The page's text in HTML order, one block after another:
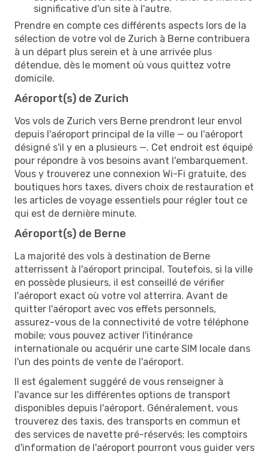
significative d'un site à l'autre.
Prendre en compte ces différents aspects lors de la
sélection de votre vol de Zurich à Berne contribuera
à un départ plus serein et à une arrivée plus
détendue, dès le moment où vous quittez votre
domicile.
Aéroport(s) de Zurich
Vos vols de Zurich vers Berne prendront leur envol
depuis l'aéroport principal de la ville — ou l'aéroport
désigné s'il y en a plusieurs —. Cet endroit est équipé
pour répondre à vos besoins avant l'embarquement.
Vous y trouverez une connexion Wi-Fi gratuite, des
boutiques hors taxes, divers choix de restauration et
les articles de voyage essentiels pour régler tout ce
qui est de dernière minute.
Aéroport(s) de Berne
La majorité des vols à destination de Berne
atterrissent à l'aéroport principal. Toutefois, si la ville
en possède plusieurs, il est conseillé de vérifier
l'aéroport exact où votre vol atterrira. Avant de
quitter l'aéroport avec vos effets personnels,
assurez-vous de la connectivité de votre téléphone
mobile; vous pouvez activer l'itinérance
internationale ou acquérir une carte SIM locale dans
l'un des points de vente de l'aéroport.
Il est également suggéré de vous renseigner à
l'avance sur les différentes options de transport
disponibles depuis l'aéroport. Généralement, vous
trouverez des taxis, des transports en commun et
des services de navette pré-réservés; les comptoirs
d'information de l'aéroport pourront vous guider vers